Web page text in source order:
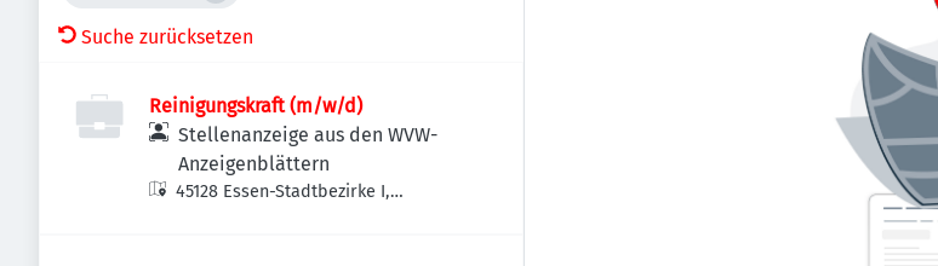
Suche zurücksetzen
Reinigungskraft (m/w/d)
Stellenanzeige aus den WVW-
Anzeigenblättern
45128 Essen-Stadtbezirke I,